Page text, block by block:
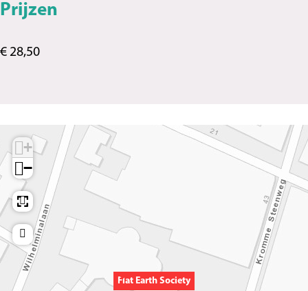
Prijzen
€ 28,50
Flat Earth Society
+
−